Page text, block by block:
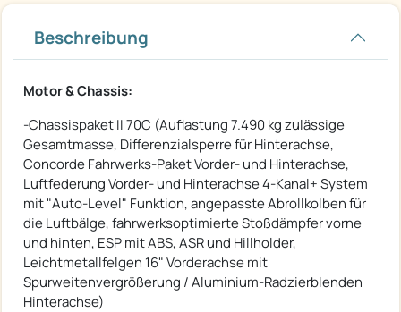
Beschreibung
Motor & Chassis:
-Chassispaket II 70C (Auflastung 7.490 kg zulässige
Gesamtmasse, Differenzialsperre für Hinterachse,
Concorde Fahrwerks-Paket Vorder- und Hinterachse,
Luftfederung Vorder- und Hinterachse 4-Kanal+ System
mit "Auto-Level" Funktion, angepasste Abrollkolben für
die Luftbälge, fahrwerksoptimierte Stoßdämpfer vorne
und hinten, ESP mit ABS, ASR und Hillholder,
Leichtmetallfelgen 16" Vorderachse mit
Spurweitenvergrößerung / Aluminium-Radzierblenden
Hinterachse)